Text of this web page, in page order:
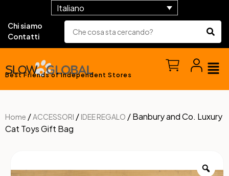
Italiano
Chi siamo
Contatti
Best Friends of Independent Stores
Home /ACCESSORI / IDEE REGALO / Banbury and Co. Luxury
Cat Toys Gift Bag